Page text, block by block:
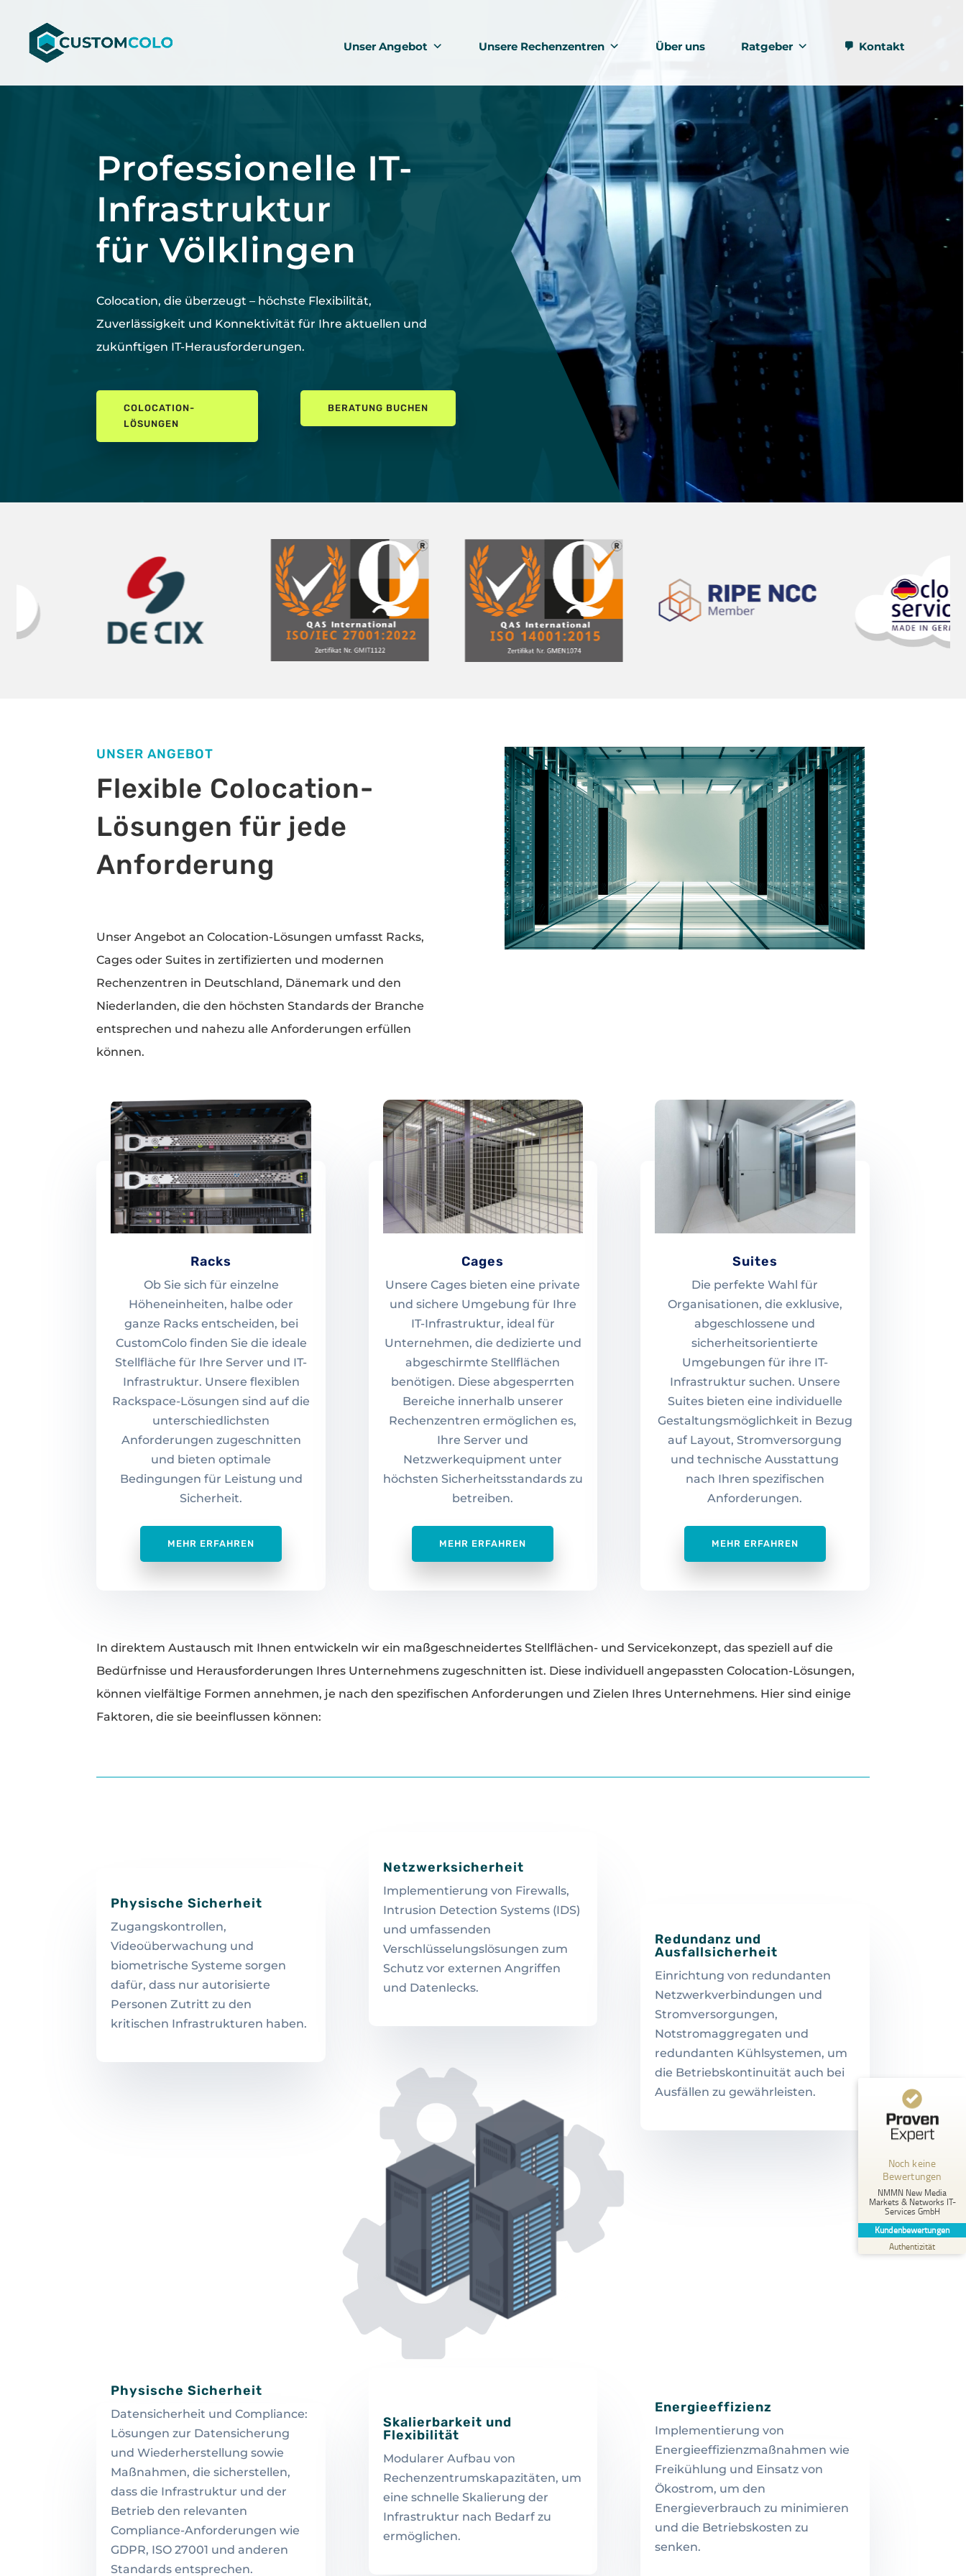
Unser Angebot Unsere Rechenzentren Über uns Ratgeber Kontakt
Player
Professionelle IT-
Infrastruktur
für Völklingen
Colocation, die überzeugt – höchste Flexibilität,
Zuverlässigkeit und Konnektivität für Ihre aktuellen und
zukünftigen IT-Herausforderungen.
COLOCATION-
LÖSUNGEN
BERATUNG BUCHEN
UNSER ANGEBOT
Flexible Colocation-
Lösungen für jede
Anforderung
Unser Angebot an Colocation-Lösungen umfasst Racks,
Cages oder Suites in zertifizierten und modernen
Rechenzentren in Deutschland, Dänemark und den
Niederlanden, die den höchsten Standards der Branche
entsprechen und nahezu alle Anforderungen erfüllen
können.
Racks
Ob Sie sich für einzelne
Höheneinheiten, halbe oder
ganze Racks entscheiden, bei
CustomColo finden Sie die ideale
Stellfläche für Ihre Server und IT-
Infrastruktur. Unsere flexiblen
Rackspace-Lösungen sind auf die
unterschiedlichsten
Anforderungen zugeschnitten
und bieten optimale
Bedingungen für Leistung und
Sicherheit.
MEHR ERFAHREN
Cages
Unsere Cages bieten eine private
und sichere Umgebung für Ihre
IT-Infrastruktur, ideal für
Unternehmen, die dedizierte und
abgeschirmte Stellflächen
benötigen. Diese abgesperrten
Bereiche innerhalb unserer
Rechenzentren ermöglichen es,
Ihre Server und
Netzwerkequipment unter
höchsten Sicherheitsstandards zu
betreiben.
MEHR ERFAHREN
Suites
Die perfekte Wahl für
Organisationen, die exklusive,
abgeschlossene und
sicherheitsorientierte
Umgebungen für ihre IT-
Infrastruktur suchen. Unsere
Suites bieten eine individuelle
Gestaltungsmöglichkeit in Bezug
auf Layout, Stromversorgung
und technische Ausstattung
nach Ihren spezifischen
Anforderungen.
MEHR ERFAHREN
In direktem Austausch mit Ihnen entwickeln wir ein maßgeschneidertes Stellflächen- und Servicekonzept, das speziell auf die
Bedürfnisse und Herausforderungen Ihres Unternehmens zugeschnitten ist. Diese individuell angepassten Colocation-Lösungen,
können vielfältige Formen annehmen, je nach den spezifischen Anforderungen und Zielen Ihres Unternehmens. Hier sind einige
Faktoren, die sie beeinflussen können:
Physische Sicherheit
Zugangskontrollen,
Videoüberwachung und
biometrische Systeme sorgen
dafür, dass nur autorisierte
Personen Zutritt zu den
kritischen Infrastrukturen haben.
Netzwerksicherheit
Implementierung von Firewalls,
Intrusion Detection Systems (IDS)
und umfassenden
Verschlüsselungslösungen zum
Schutz vor externen Angriffen
und Datenlecks.
Redundanz und
Ausfallsicherheit
Einrichtung von redundanten
Netzwerkverbindungen und
Stromversorgungen,
Notstromaggregaten und
redundanten Kühlsystemen, um
die Betriebskontinuität auch bei
Ausfällen zu gewährleisten.
Physische Sicherheit
Datensicherheit und Compliance:
Lösungen zur Datensicherung
und Wiederherstellung sowie
Maßnahmen, die sicherstellen,
dass die Infrastruktur und der
Betrieb den relevanten
Compliance-Anforderungen wie
GDPR, ISO 27001 und anderen
Standards entsprechen.
Skalierbarkeit und
Flexibilität
Modularer Aufbau von
Rechenzentrumskapazitäten, um
eine schnelle Skalierung der
Infrastruktur nach Bedarf zu
ermöglichen.
Energieeffizienz
Implementierung von
Energieeffizienzmaßnahmen wie
Freikühlung und Einsatz von
Ökostrom, um den
Energieverbrauch zu minimieren
und die Betriebskosten zu
senken.
Noch keine
Bewertungen
NMMN New Media
Markets & Networks IT-
Services GmbH
Kundenbewertungen
Authentizität
Kundenbewertungen und Erfahrungen zu
NMMN New Media Markets & Networks IT-Services GmbH
Erfahren Sie mehr über dieses Bewertungssiegel
01.01.1970